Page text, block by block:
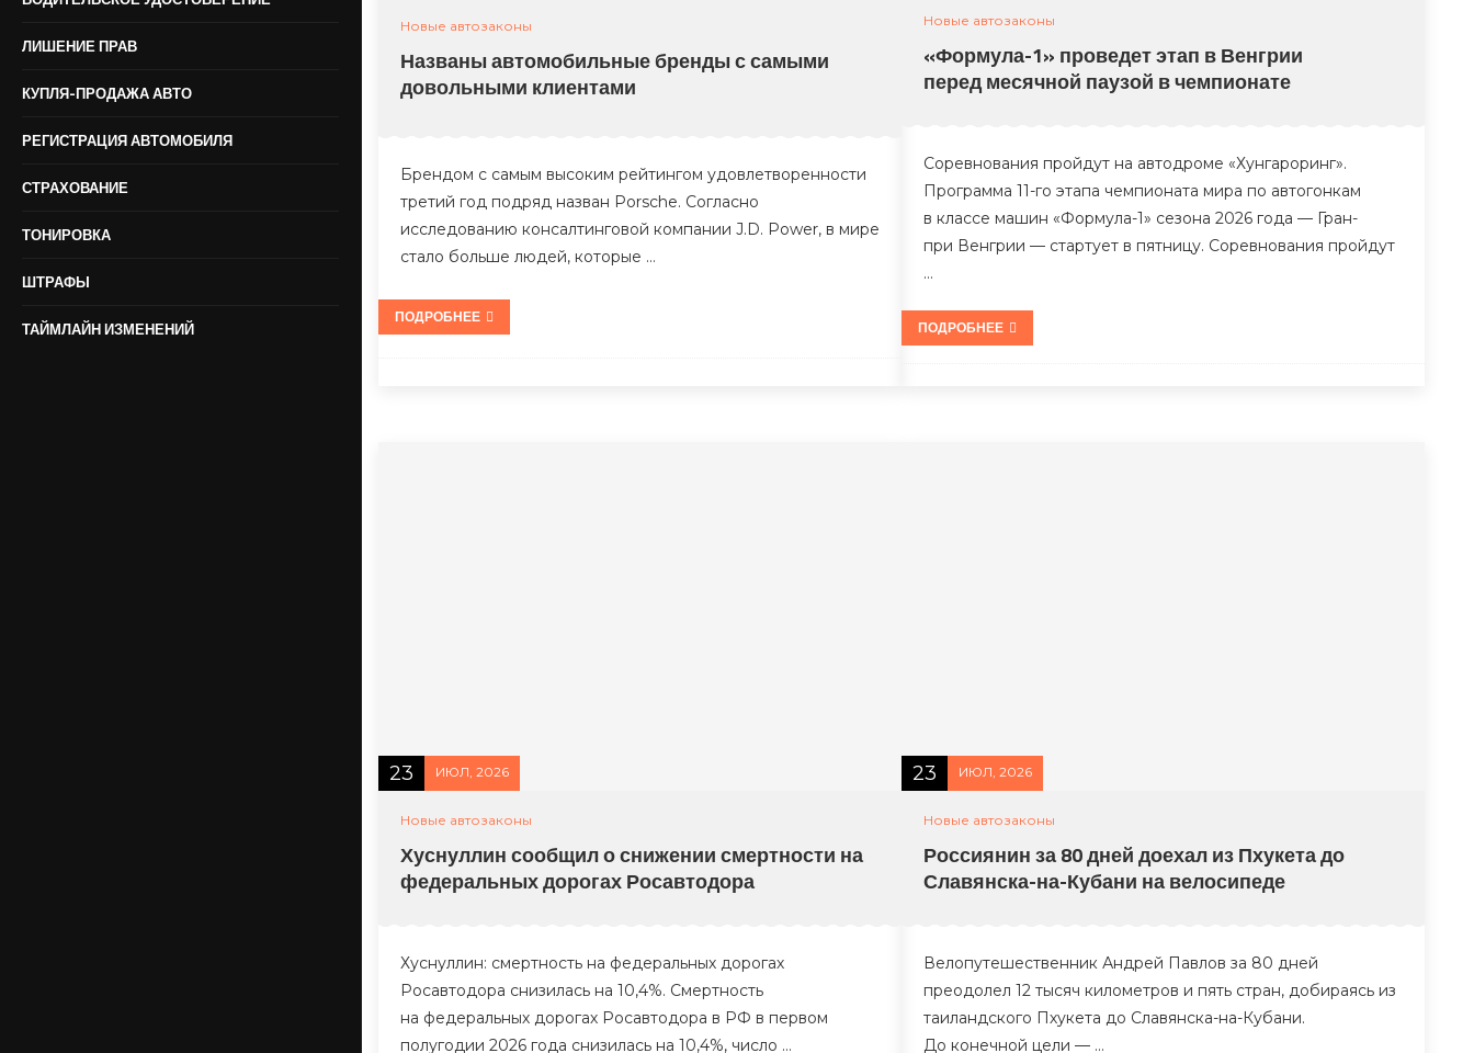
ЛИШЕНИЕ ПРАВ
КУПЛЯ-ПРОДАЖА АВТО
РЕГИСТРАЦИЯ АВТОМОБИЛЯ
СТРАХОВАНИЕ
ТОНИРОВКА
ШТРАФЫ
ТАЙМЛАЙН ИЗМЕНЕНИЙ
Новые автозаконы
Названы автомобильные бренды с самыми
довольными клиентами
Брендом с самым высоким рейтингом удовлетворенности
третий год подряд назван Porsche. Согласно
исследованию консалтинговой компании J.D. Power, в мире
стало больше людей, которые …
ПОДРОБНЕЕ
Новые автозаконы
«Формула-1» проведет этап в Венгрии
перед месячной паузой в чемпионате
Соревнования пройдут на автодроме «Хунгароринг».
Программа 11-го этапа чемпионата мира по автогонкам
в классе машин «Формула-1» сезона 2026 года — Гран-
при Венгрии — стартует в пятницу. Соревнования пройдут
…
ПОДРОБНЕЕ
23 ИЮЛ, 2026
Новые автозаконы
Хуснуллин сообщил о снижении смертности на
федеральных дорогах Росавтодора
Хуснуллин: смертность на федеральных дорогах
Росавтодора снизилась на 10,4%. Смертность
на федеральных дорогах Росавтодора в РФ в первом
полугодии 2026 года снизилась на 10,4%, число …
23 ИЮЛ, 2026
Новые автозаконы
Россиянин за 80 дней доехал из Пхукета до
Славянска-на-Кубани на велосипеде
Велопутешественник Андрей Павлов за 80 дней
преодолел 12 тысяч километров и пять стран, добираясь из
таиландского Пхукета до Славянска-на-Кубани.
До конечной цели — …